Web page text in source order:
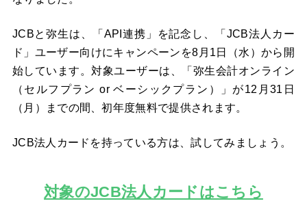
JCBと弥生は、「API連携」を記念し、「JCB法人カー
ド」ユーザー向けにキャンペーンを8月1日（水）から開
始しています。対象ユーザーは、「弥生会計オンライン
（セルフプラン or ベーシックプラン）」が12月31日
（月）までの間、初年度無料で提供されます。
JCB法人カードを持っている方は、試してみましょう。
対象のJCB法人カードはこちら